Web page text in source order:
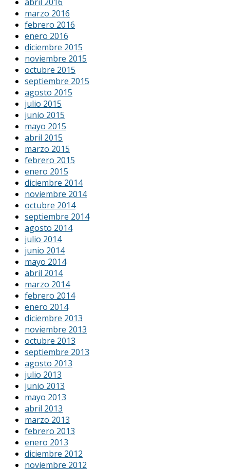
marzo 2016
febrero 2016
enero 2016
diciembre 2015
noviembre 2015
octubre 2015
septiembre 2015
agosto 2015
julio 2015
junio 2015
mayo 2015
abril 2015
marzo 2015
febrero 2015
enero 2015
diciembre 2014
noviembre 2014
octubre 2014
septiembre 2014
agosto 2014
julio 2014
junio 2014
mayo 2014
abril 2014
marzo 2014
febrero 2014
enero 2014
diciembre 2013
noviembre 2013
octubre 2013
septiembre 2013
agosto 2013
julio 2013
junio 2013
mayo 2013
abril 2013
marzo 2013
febrero 2013
enero 2013
diciembre 2012
noviembre 2012